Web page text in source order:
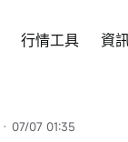
行情工具 資
· 07/07 01:35